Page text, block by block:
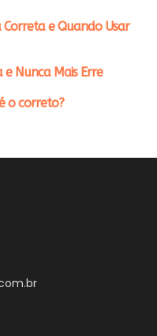
e Quando Usar
Nunca Mais Erre
o correto?